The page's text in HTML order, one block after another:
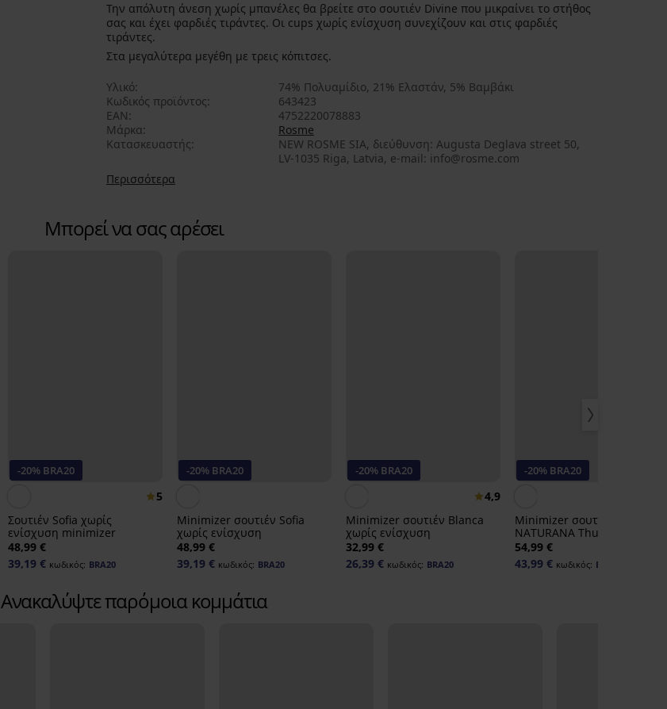
Την απόλυτη άνεση χωρίς μπανέλες θα βρείτε στο σουτιέν Divine που μικραίνει το στήθος
σας και έχει φαρδιές τιράντες. Oι cups χωρίς ενίσχυση συνεχίζουν και στις φαρδιές
τιράντες.
Στα μεγαλύτερα μεγέθη με τρεις κόπιτσες.
Υλικό
74% Πολυαμίδιο, 21% Ελαστάν, 5% Βαμβάκι
Κωδικός προϊόντος
643423
EAN
4752220078883
Μάρκα
Rosme
Κατασκευαστής
NEW ROSME SIA, διεύθυνση: Augusta Deglava street 50,
LV-1035 Riga, Latvia, e-mail: info@rosme.com
Περισσότερα
Μπορεί να σας αρέσει
-20% BRA20
5
Σουτιέν Sofia χωρίς
ενίσχυση minimizer
48,99 €
39,19 € κωδικός: BRA20
-20% BRA20
Minimizer σουτιέν Sofia
χωρίς ενίσχυση
48,99 €
39,19 € κωδικός: BRA20
-20% BRA20
4,9
Minimizer σουτιέν Blanca
χωρίς ενίσχυση
32,99 €
26,39 € κωδικός: BRA20
-20% BRA20
Minimizer σουτιέν
NATURANA Thursday χωρίς
ενίσχυση και μπανέλες
54,99 €
43,99 € κωδικός: BRA20
Ανακαλύψτε παρόμοια κομμάτια